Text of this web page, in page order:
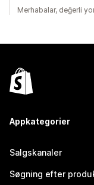
Merhabalar, değerli
Appkategorier
Salgskanaler
Søgning efter